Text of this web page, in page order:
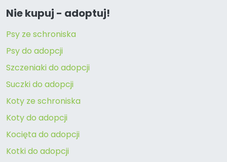
Nie kupuj - adoptuj!
Psy ze schroniska
Psy do adopcji
Szczeniaki do adopcji
Suczki do adopcji
Koty ze schroniska
Koty do adopcji
Kocięta do adopcji
Kotki do adopcji